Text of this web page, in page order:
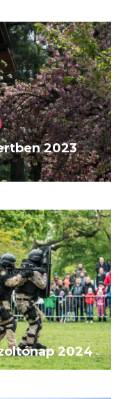
2023
2024